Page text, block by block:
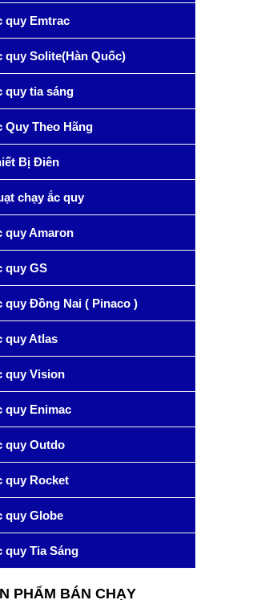
quy Emtrac
quy Solite(Hàn Quốc)
quy tia sáng
Quy Theo Hãng
Bị Điên
chạy ắc quy
quy Amaron
quy GS
quy Đồng Nai ( Pinaco )
quy Atlas
quy Vision
quy Enimac
quy Outdo
quy Rocket
quy Globe
quy Tia Sáng
PHẨM BÁN CHẠY